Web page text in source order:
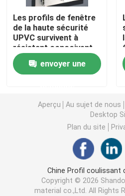
fenêtre de tissu pour
fenêtre de glissement d'upvc
Porte coulissante d'UPVC
Fenêtre en aluminium de
Portes en aluminium de
Les profils de fenêtre
de la haute sécurité
UPVC survivent à
résistant conçoivent
en fonction du client
envoyer une
Aperçu Au sujet de nous
Desktop
Plan du site
Chine Profil coulissant
Copyright © 2026
material co.,Ltd. All Rights